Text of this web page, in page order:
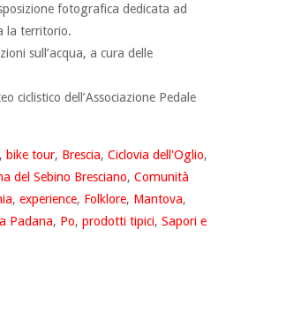
fotografica dedicata ad
la territorio.
sull’acqua, a cura delle
ciclistico dell’Associazione Pedale
, bike tour, Brescia, Ciclovia dell'Oglio,
del Sebino Bresciano, Comunità
, experience, Folklore, Mantova,
Padana, Po, prodotti tipici, Sapori e